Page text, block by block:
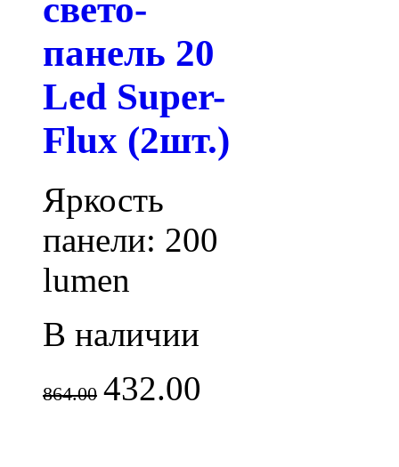
свето-
панель 20
Led Super-
Flux (2шт.)
Яркость
панели: 200
lumen
В наличии
864.00 432.00